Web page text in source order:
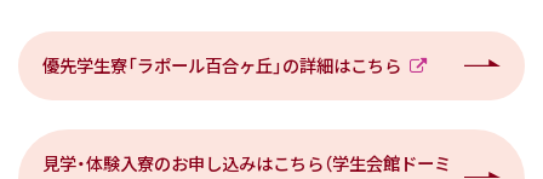
優先学生寮「ラポール百合ヶ丘」の詳細はこちら
見学・体験入寮のお申し込みはこちら（学生会館ドーミ